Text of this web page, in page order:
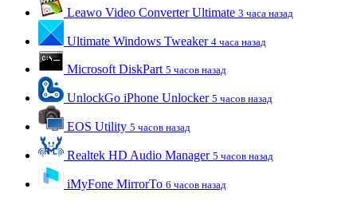
Leawo Video Converter Ultimate 3 часа назад
Ultimate Windows Tweaker 4 часа назад
Microsoft DiskPart 5 часов назад
UnlockGo iPhone Unlocker 5 часов назад
EOS Utility 5 часов назад
Realtek HD Audio Manager 5 часов назад
iMyFone MirrorTo 6 часов назад